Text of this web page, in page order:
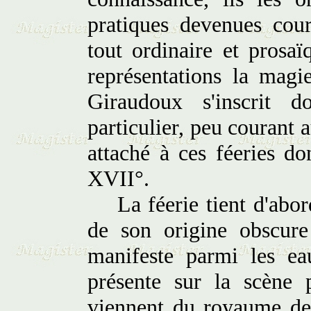
pratiques devenues
tout ordinaire et
représentations la
Giraudoux s'inscrit
particulier, peu courant
attaché à ces féeries
XVII°.
La féerie tient
de son origine
manifeste parmi les
présente sur la scène